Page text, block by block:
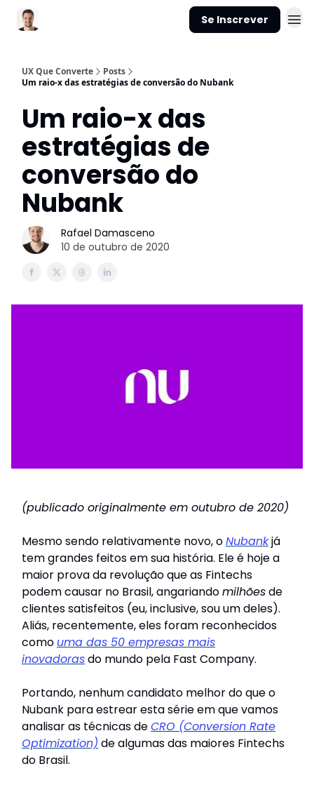
Se Inscrever
UX Que Converte
Posts
Um raio-x das estratégias de conversão do Nubank
Um raio-x das
estratégias de
conversão do
Nubank
Rafael Damasceno
10 de outubro de 2020
(publicado originalmente em outubro de 2020)
Mesmo sendo relativamente novo, oNubankjá
tem grandes feitos em sua história. Ele é hoje a
maior prova da revolução que as Fintechs
podem causar no Brasil, angariandomilhõesde
clientes satisfeitos (eu, inclusive, sou um deles).
Aliás, recentemente, eles foram reconhecidos
como uma das 50 empresas mais
inovadorasdo mundo pela Fast Company.
Portando, nenhum candidato melhor do que o
Nubank para estrear esta série em que vamos
analisar as técnicas deCRO (Conversion Rate
Optimization) de algumas das maiores Fintechs
do Brasil.